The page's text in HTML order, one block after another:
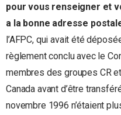
pour vous renseigner et
a la bonne adresse
l’AFPC, qui avait été
règlement conclu avec le
membres des groupes CR
Canada avant d’être
novembre 1996 n’étaient